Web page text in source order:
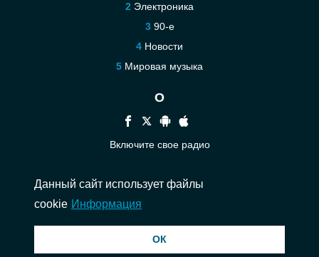
Электроника
90-е
Новости
Мировая музыка
О
Включите свое радио
Связаться
конфиденциальности
Данный сайт использует файлы
cookie Информация
ОК